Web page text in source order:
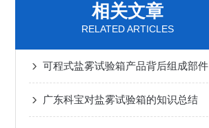
相关文章
RELATED ARTICLES
可程式盐雾试验箱产品背后组成部件
广东科宝对盐雾试验箱的知识总结